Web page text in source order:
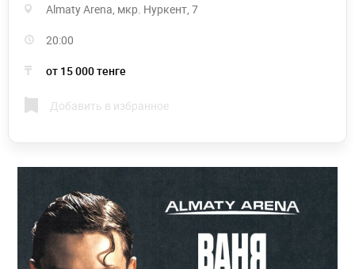
Almaty Arena, мкр. Нуркент, 7
20:00
от 15 000 тенге
Добавить в избранное